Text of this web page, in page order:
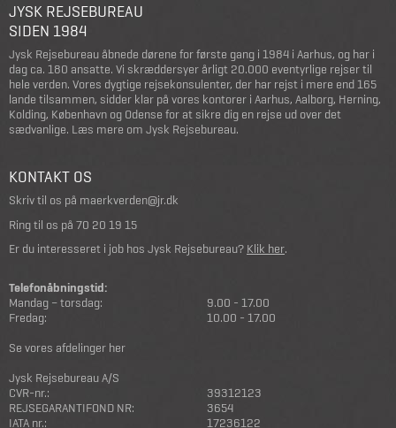
JYSK REJSEBUREAU
SIDEN 1984
Jysk Rejsebureau åbnede dørene for første gang i 1984 i Aarhus, og har i
dag ca. 180 ansatte. Vi skræddersyer årligt 20.000 eventyrlige rejser til
hele verden. Vores dygtige rejsekonsulenter, der har rejst i mere end 165
lande tilsammen, sidder klar på vores kontorer i Aarhus, Aalborg, Herning,
Kolding, København og Odense for at sikre dig en rejse ud over det
sædvanlige. Læs mere om Jysk Rejsebureau.
KONTAKT OS
Skriv til os på maerkverden@jr.dk
Ring til os på 70 20 19 15
Er du interesseret i job hos Jysk Rejsebureau? Klik her.
Telefonåbningstid:
Mandag – torsdag:
9.00 - 17.00
Fredag:
10.00 - 17.00
Se vores afdelinger her
Jysk Rejsebureau A/S
CVR-nr.:
39312123
REJSEGARANTIFOND NR:
3654
IATA nr.:
17236122